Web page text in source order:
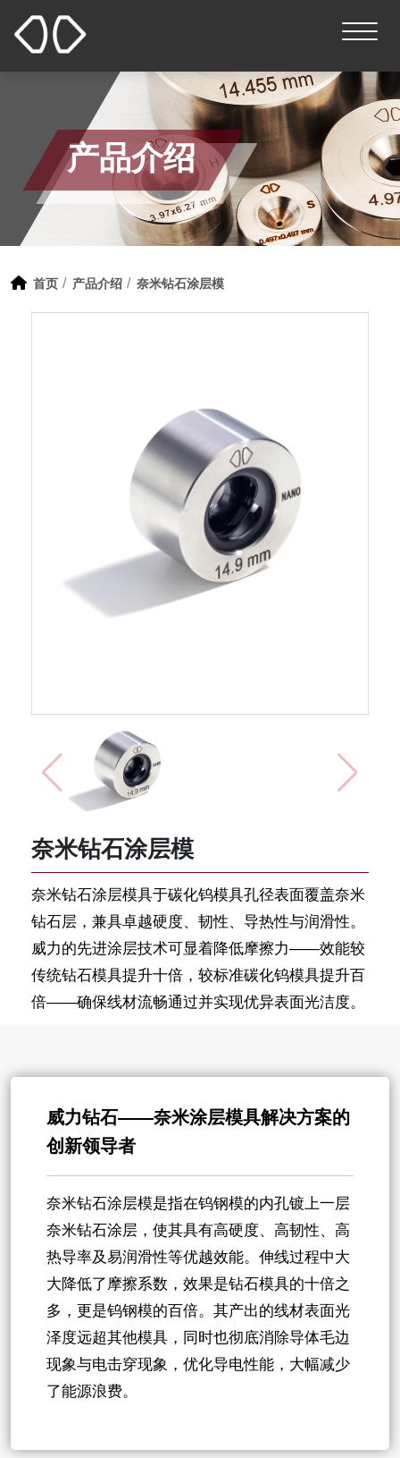
产品介绍
首页 产品介绍 奈米钻石涂层模
奈米钻石涂层模
奈米钻石涂层模具于碳化钨模具孔径表面覆盖奈米
钻石层，兼具卓越硬度、韧性、导热性与润滑性。
威力的先进涂层技术可显着降低摩擦力——效能较
传统钻石模具提升十倍，较标准碳化钨模具提升百
倍——确保线材流畅通过并实现优异表面光洁度。
威力钻石——奈米涂层模具解决方案的
创新领导者
奈米钻石涂层模是指在钨钢模的内孔镀上一层
奈米钻石涂层，使其具有高硬度、高韧性、高
热导率及易润滑性等优越效能。伸线过程中大
大降低了摩擦系数，效果是钻石模具的十倍之
多，更是钨钢模的百倍。其产出的线材表面光
泽度远超其他模具，同时也彻底消除导体毛边
现象与电击穿现象，优化导电性能，大幅减少
了能源浪费。